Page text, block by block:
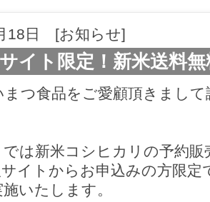
18日 [お知らせ]
イト限定！新米送料
まつ食品をご愛顧頂きまし
は新米コシヒカリの予約
イトからお申込みの方限定
いたします。